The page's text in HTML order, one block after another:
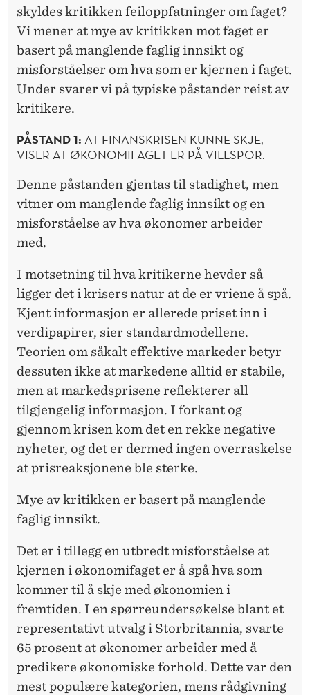
skyldes kritikken feiloppfatninger om faget?
Vi mener at mye av kritikken mot faget er
basert på manglende faglig innsikt og
misforståelser om hva som er kjernen i faget.
Under svarer vi på typiske påstander reist av
kritikere.
PÅSTAND 1: AT FINANSKRISEN KUNNE SKJE,
VISER AT ØKONOMIFAGET ER PÅ VILLSPOR.
Denne påstanden gjentas til stadighet, men
vitner om manglende faglig innsikt og en
misforståelse av hva økonomer arbeider
med.
I motsetning til hva kritikerne hevder så
ligger det i krisers natur at de er vriene å spå.
Kjent informasjon er allerede priset inn i
verdipapirer, sier standardmodellene.
Teorien om såkalt effektive markeder betyr
dessuten ikke at markedene alltid er stabile,
men at markedsprisene reflekterer all
tilgjengelig informasjon. I forkant og
gjennom krisen kom det en rekke negative
nyheter, og det er dermed ingen overraskelse
at prisreaksjonene ble sterke.
Mye av kritikken er basert på manglende
faglig innsikt.
Det er i tillegg en utbredt misforståelse at
kjernen i økonomifaget er å spå hva som
kommer til å skje med økonomien i
fremtiden. I en spørreundersøkelse blant et
representativt utvalg i Storbritannia, svarte
65 prosent at økonomer arbeider med å
predikere økonomiske forhold. Dette var den
mest populære kategorien, mens rådgivning